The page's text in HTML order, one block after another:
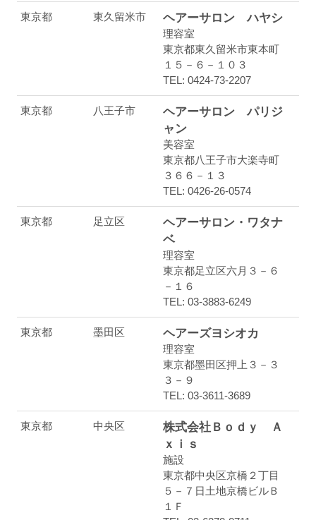
東京都 東久留米市 ヘアーサロン ハヤシ
理容室
東京都東久留米市東本町
１５－６－１０３
TEL: 0424-73-2207
東京都 八王子市
ヘアーサロン パリジ
ャン
美容室
東京都八王子市大楽寺町
３６６－１３
TEL: 0426-26-0574
東京都 足立区
ヘアーサロン・ワタナ
ベ
理容室
東京都足立区六月３－６
－１６
TEL: 03-3883-6249
東京都 墨田区 ヘアーズヨシオカ
理容室
東京都墨田区押上３－３
３－９
TEL: 03-3611-3689
東京都 中央区
株式会社Ｂｏｄｙ Ａ
ｘｉｓ
施設
東京都中央区京橋２丁目
５－７日土地京橋ビルＢ
１Ｆ